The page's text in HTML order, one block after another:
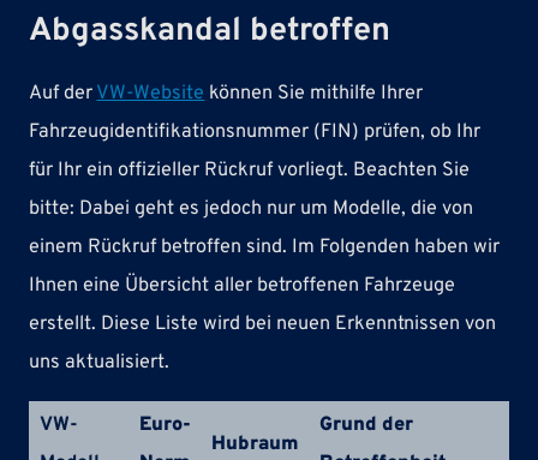
Abgasskandal betroffen
Auf derVW-Websitekönnen Sie mithilfe Ihrer
Fahrzeugidentifikationsnummer (FIN) prüfen, ob Ihr
für Ihr ein offizieller Rückruf vorliegt. Beachten Sie
bitte: Dabei geht es jedoch nur um Modelle, die von
einem Rückruf betroffen sind. Im Folgenden haben wir
Ihnen eine Übersicht aller betroffenen Fahrzeuge
erstellt. Diese Liste wird bei neuen Erkenntnissen von
uns aktualisiert.
VW-
Euro-
Hubraum
Grund der